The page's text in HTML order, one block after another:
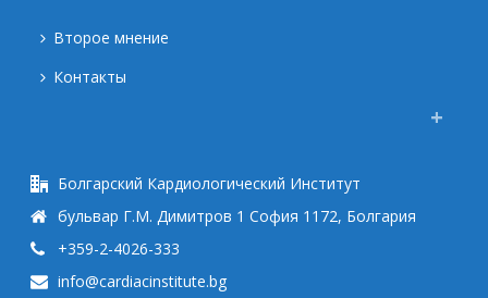
Второе мнение
Контакты
Болгарский Кардиологический Институт
бульвар Г.М. Димитров 1 София 1172, Болгария
+359-2-4026-333
info@cardiacinstitute.bg